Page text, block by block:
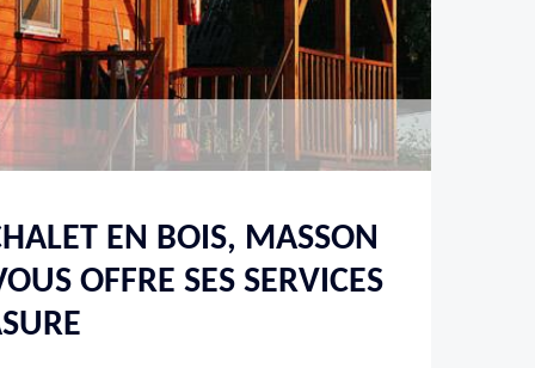
EN BOIS, MASSON
OFFRE SES SERVICES